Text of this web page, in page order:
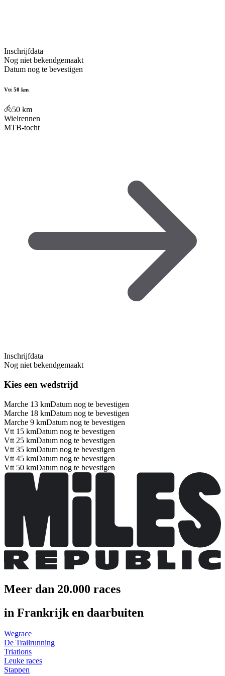
Inschrijfdata
Nog niet bekendgemaakt
Datum nog te bevestigen
Vtt 50 km
50 km
Wielrennen
MTB-tocht
Inschrijfdata
Nog niet bekendgemaakt
Kies een wedstrijd
Marche 13 kmDatum nog te bevestigen
Marche 18 kmDatum nog te bevestigen
Marche 9 kmDatum nog te bevestigen
Vtt 15 kmDatum nog te bevestigen
Vtt 25 kmDatum nog te bevestigen
Vtt 35 kmDatum nog te bevestigen
Vtt 45 kmDatum nog te bevestigen
Vtt 50 kmDatum nog te bevestigen
Meer dan 20.000 races
in Frankrijk en daarbuiten
Wegrace
De Trailrunning
Triatlons
Leuke races
Stappen